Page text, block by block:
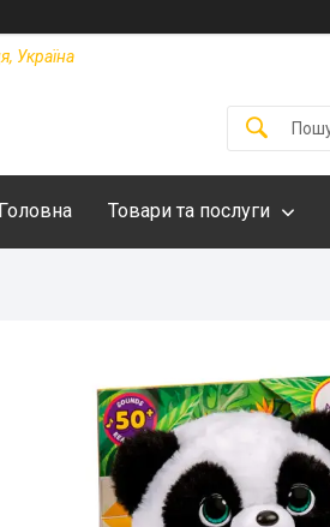
Україна
Головна Товари та послуги